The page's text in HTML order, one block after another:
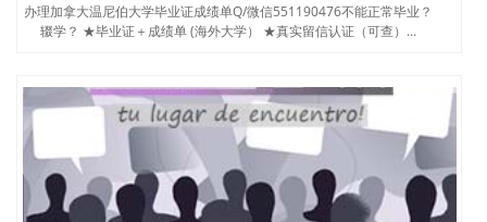
办理加拿大温尼伯大学毕业证成绩单Q/微信551190476不能正常毕业？
辍学？ ★毕业证＋成绩单 (海外大学） ★真实留信认证（可查）...